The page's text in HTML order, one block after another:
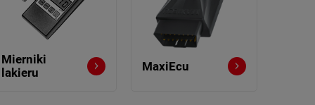
Mierniki
lakieru
MaxiEcu